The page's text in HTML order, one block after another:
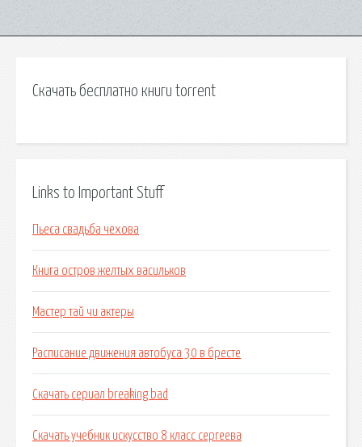
Скачать бесплатно книги torrent
Links to Important Stuff
Пьеса свадьба чехова
Книга остров желтых васильков
Мастер тай чи актеры
Расписание движения автобуса 30 в бресте
Скачать сериал breaking bad
Скачать учебник искусство 8 класс сергеева